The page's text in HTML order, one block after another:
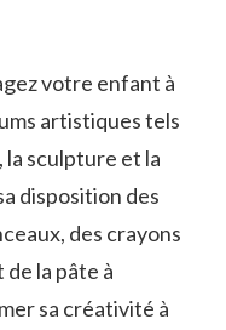
votre ⁣enfant⁢ à
artistiques‍ tels
la sculpture et la
‍disposition des
des crayons⁢
la ⁤pâte à
sa créativité‌ à